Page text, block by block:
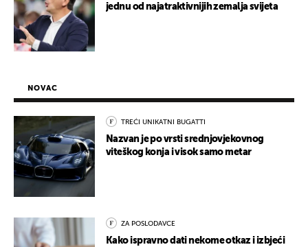
jednu od najatraktivnijih zemalja svijeta
NOVAC
TREĆI UNIKATNI BUGATTI
Nazvan je po vrsti srednjovjekovnog
viteškog konja i visok samo metar
ZA POSLODAVCE
Kako ispravno dati nekome otkaz i izbjeći